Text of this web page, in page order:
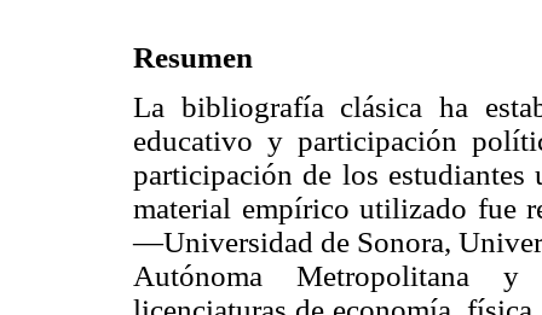
Resumen
La bibliografía clásica ha
educativo y participación
participación de los
material empírico utilizado fue
—Universidad de Sonora,
Autónoma Metropolitana